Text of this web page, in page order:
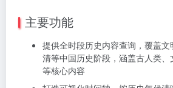
主要功能
提供全时段历史内容查询，覆盖
清等中国历史阶段，涵盖古人类
等核心内容